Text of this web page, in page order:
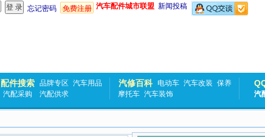
忘记密码 免费注册 汽车配件城市联盟 新闻投稿
配件搜索 品牌专区 汽车用品
汽配采购
汽配供求
汽修百科 电动车 汽车改装 保养
摩托车 汽车装饰 汽